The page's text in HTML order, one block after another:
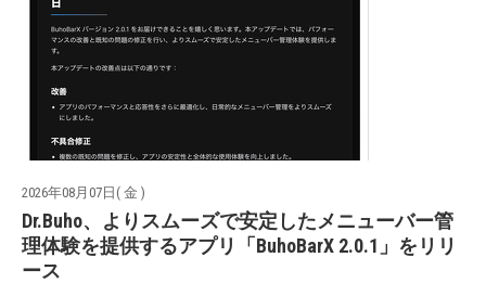
2026年08月07日( 金 )
Dr.Buho、よりスムーズで安定したメニューバー管
理体験を提供するアプリ「BuhoBarX 2.0.1」をリリ
ース